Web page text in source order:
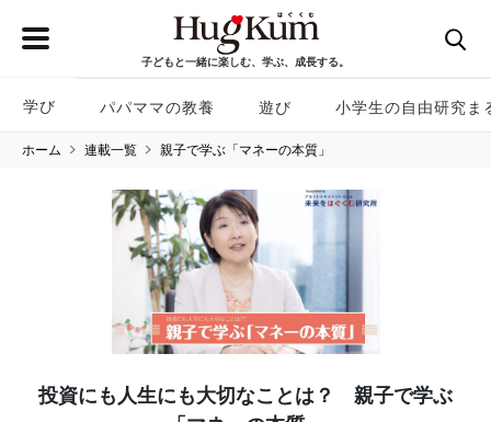
子どもと一緒に楽しむ、学ぶ、成長する。
学び パパママの教養 遊び 小学生の自由研究ま
ホーム 連載一覧 親子で学ぶ「マネーの本質」
投資にも人生にも大切なことは？ 親子で学ぶ